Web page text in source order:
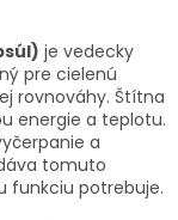
je vedecky
pre cielenú
rovnováhy. Štítna
energie a teplotu.
a
tomuto
funkciu potrebuje.